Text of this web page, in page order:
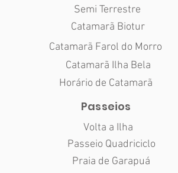
Semi Terrestre
Catamarã Biotur
Catamarã Farol do Morro
Catamarã Ilha Bela
Horário de Catamarã
Passeios
Volta a Ilha
Passeio Quadriciclo
Praia de Garapuá